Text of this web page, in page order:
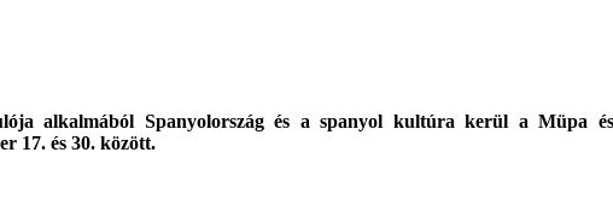
alkalmából Spanyolország és a spanyol kultúra kerül a Müpa
17. és 30. között.